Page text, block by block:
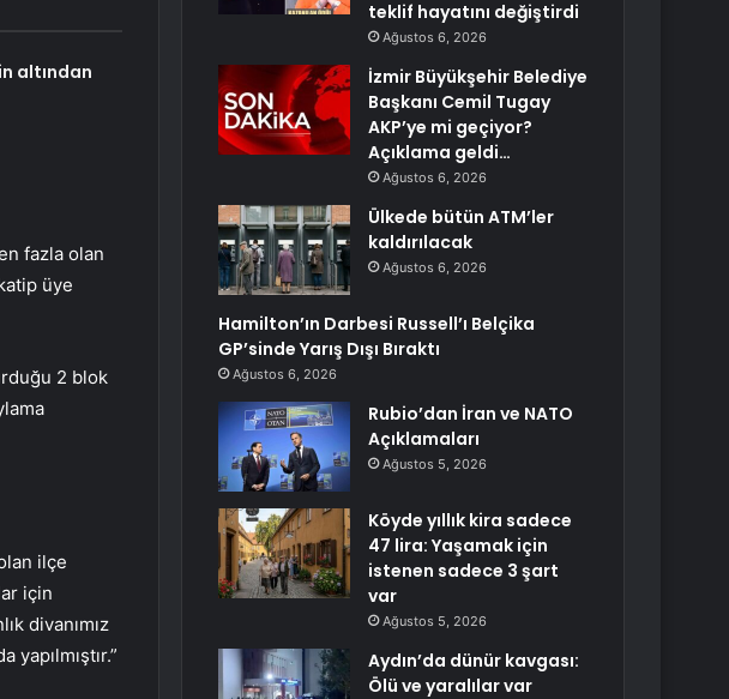
altından
fazla olan
üye
2 blok
ilçe
için
divanımız
teklif hayatını değiştirdi
Ağustos 6, 2026
İzmir Büyükşehir Belediye
Başkanı Cemil Tugay
AKP’ye mi geçiyor?
Açıklama geldi…
Ağustos 6, 2026
Ülkede bütün ATM’ler
kaldırılacak
Ağustos 6, 2026
Hamilton’ın Darbesi Russell’ı Belçika
GP’sinde Yarış Dışı Bıraktı
Ağustos 6, 2026
Rubio’dan İran ve NATO
Açıklamaları
Ağustos 5, 2026
Köyde yıllık kira sadece
47 lira: Yaşamak için
istenen sadece 3 şart
var
Ağustos 5, 2026
Aydın’da dünür kavgası:
Ölü ve yaralılar var